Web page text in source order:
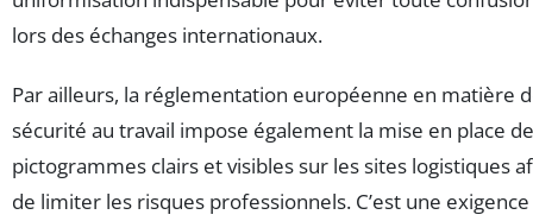
lors des échanges internationaux.
Par ailleurs, la réglementation européenne en matière
sécurité au travail impose également la mise en place de
pictogrammes clairs et visibles sur les sites logistiques
de limiter les risques professionnels. C’est une exigence